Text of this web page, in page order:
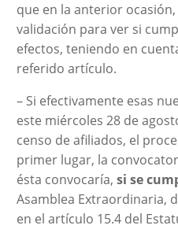
que en la anterior
validación para ver si
efectos, teniendo en
referido artículo.
– Si efectivamente esas
este miércoles 28 de
censo de afiliados, el
primer lugar, la
ésta convocaría, si se
Asamblea Extraordinaria,
en el artículo 15.4 del